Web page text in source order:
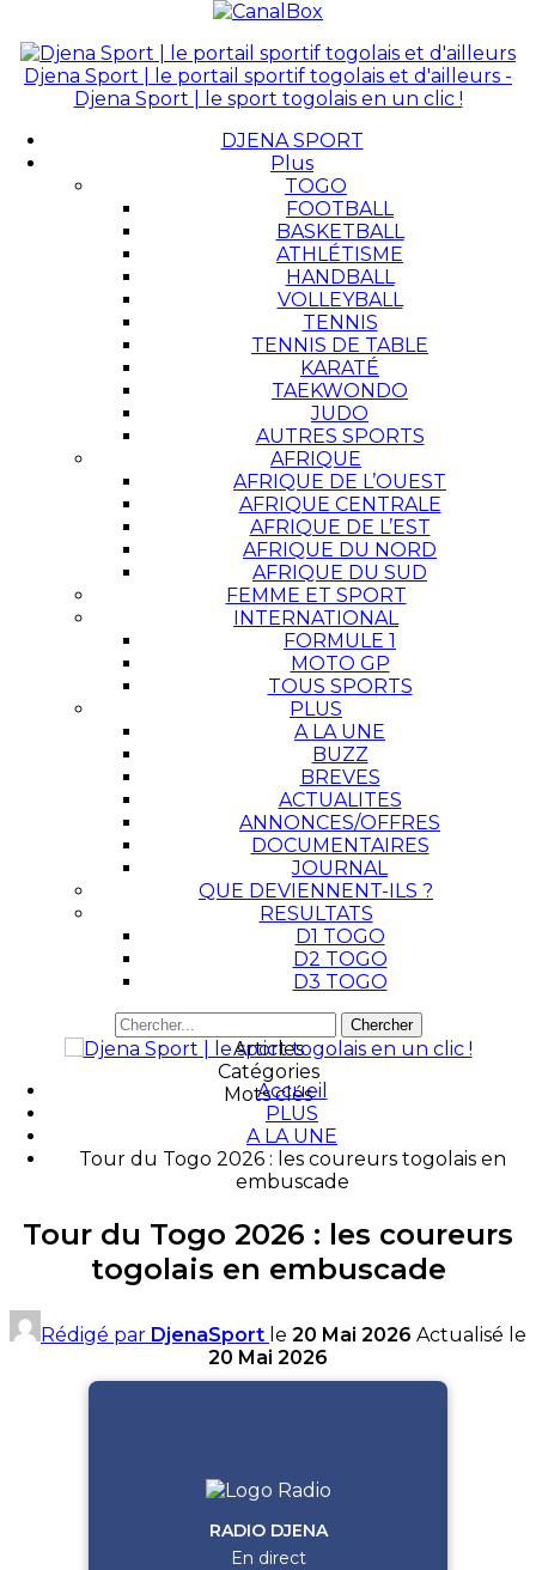
Djena Sport | le portail sportif togolais et d'ailleurs -
Djena Sport | le sport togolais en un clic !
DJENA SPORT
Plus
TOGO
FOOTBALL
BASKETBALL
ATHLÉTISME
HANDBALL
VOLLEYBALL
TENNIS
TENNIS DE TABLE
KARATÉ
TAEKWONDO
JUDO
AUTRES SPORTS
AFRIQUE
AFRIQUE DE L’OUEST
AFRIQUE CENTRALE
AFRIQUE DE L’EST
AFRIQUE DU NORD
AFRIQUE DU SUD
FEMME ET SPORT
INTERNATIONAL
FORMULE 1
MOTO GP
TOUS SPORTS
PLUS
A LA UNE
BUZZ
BREVES
ACTUALITES
ANNONCES/OFFRES
DOCUMENTAIRES
JOURNAL
QUE DEVIENNENT-ILS ?
RESULTATS
D1 TOGO
D2 TOGO
D3 TOGO
Articles
Catégories
Mots clés
Accueil
PLUS
A LA UNE
Tour du Togo 2026 : les coureurs togolais en
embuscade
Tour du Togo 2026 : les coureurs
togolais en embuscade
Rédigé par DjenaSport le 20 Mai 2026 Actualisé le
20 Mai 2026
RADIO DJENA
En direct